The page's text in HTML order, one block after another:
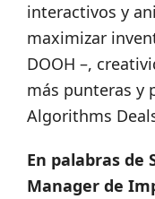
interactivos y
maximizar
DOOH –,
más punteras y
Algorithms
En palabras de
Manager de